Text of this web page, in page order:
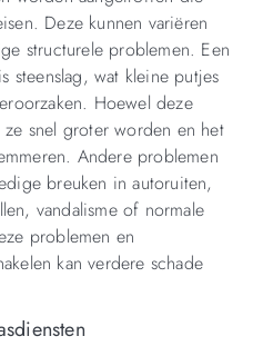
Deze kunnen variëren
structurele problemen. Een
steenslag, wat kleine putjes
Hoewel deze
snel groter worden en het
Andere problemen
breuken in autoruiten,
vandalisme of normale
problemen en
kan verdere schade